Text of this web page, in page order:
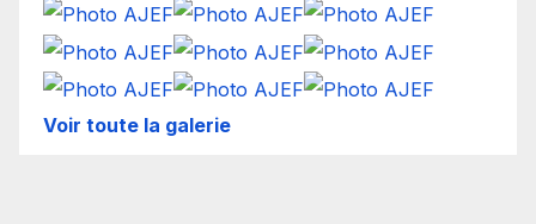
Voir toute la galerie